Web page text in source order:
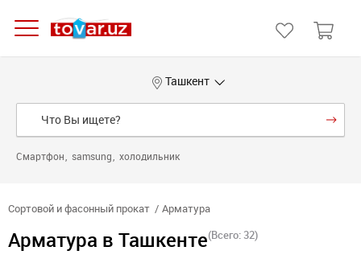
Ташкент
Смартфон samsung холодильник
Сортовой и фасонный прокат Арматура
Арматура в Ташкенте(Всего: 32)